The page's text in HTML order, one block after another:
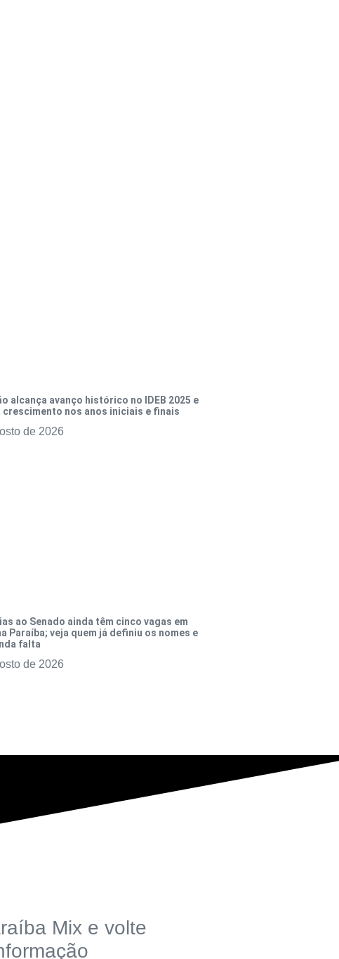
alcança avanço histórico no IDEB 2025 e
nos anos iniciais e finais
de 2026
ao Senado ainda têm cinco vagas em
Paraíba; veja quem já definiu os nomes e
falta
de 2026
Mix e volte